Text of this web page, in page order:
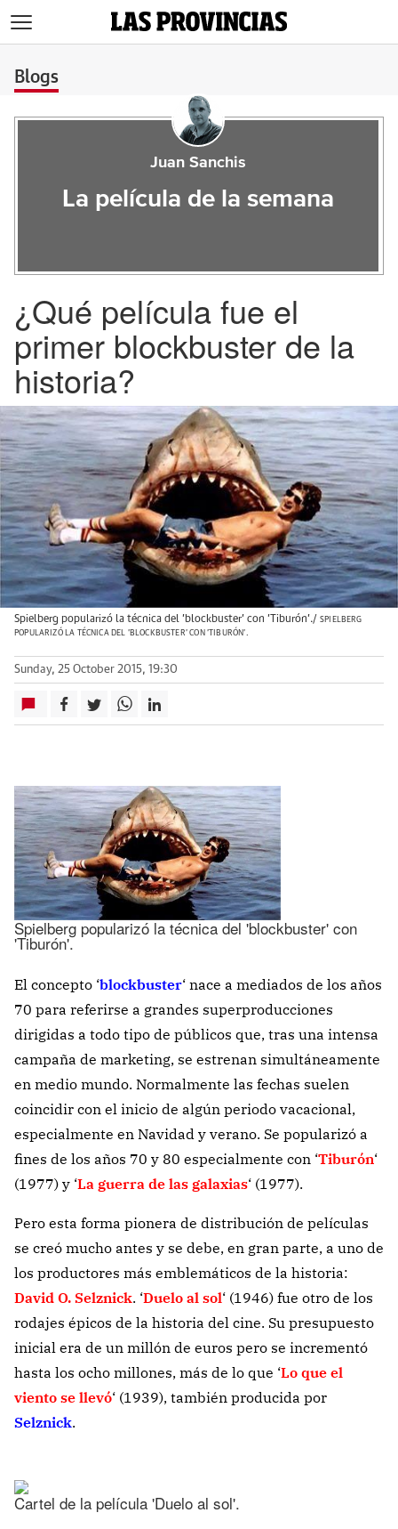
Blogs
Juan Sanchis
La película de la semana
¿Qué película fue el
primer blockbuster de la
historia?
Spielberg popularizó la técnica del 'blockbuster' con 'Tiburón'./ SPIELBERG
POPULARIZÓ LA TÉCNICA DEL 'BLOCKBUSTER' CON 'TIBURÓN'.
Sunday, 25 October 2015, 19:30
Spielberg popularizó la técnica del 'blockbuster' con
'Tiburón'.
El concepto ‘blockbuster‘ nace a mediados de los años
70 para referirse a grandes superproducciones
dirigidas a todo tipo de públicos que, tras una intensa
campaña de marketing, se estrenan simultáneamente
en medio mundo. Normalmente las fechas suelen
coincidir con el inicio de algún periodo vacacional,
especialmente en Navidad y verano. Se popularizó a
fines de los años 70 y 80 especialmente con ‘Tiburón‘
(1977) y ‘La guerra de las galaxias‘ (1977).
Pero esta forma pionera de distribución de películas
se creó mucho antes y se debe, en gran parte, a uno de
los productores más emblemáticos de la historia:
David O. Selznick. ‘Duelo al sol‘ (1946) fue otro de los
rodajes épicos de la historia del cine. Su presupuesto
inicial era de un millón de euros pero se incrementó
hasta los ocho millones, más de lo que ‘Lo que el
viento se llevó‘ (1939), también producida por
Selznick.
Cartel de la película 'Duelo al sol'.